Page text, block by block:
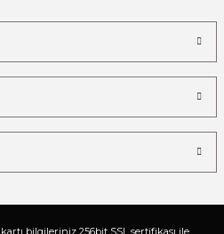
bilgileriniz 256bit SSL sertifikası ile